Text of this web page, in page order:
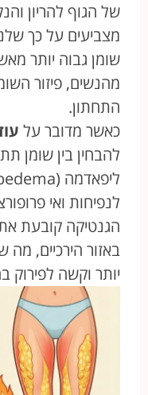
של הגוף להריון
מצביעים על כך
מהנשים, פיזור
התחתון.
כאשר מדובר על
להבחין בין שומן תת
לנפיחות ואי
הגנטיקה קובעת
באזור הירכיים,
יותר וקשה לפירוק